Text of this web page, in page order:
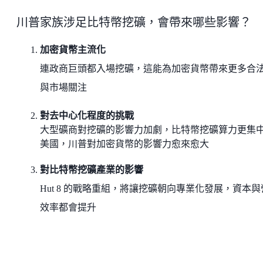
川普家族涉足比特幣挖礦，會帶來哪些影響？
加密貨幣主流化
連政商巨頭都入場挖礦，這能為加密貨幣帶來更多合
與市場關注
對去中心化程度的挑戰
大型礦商對挖礦的影響力加劇，比特幣挖礦算力更集
美國，川普對加密貨幣的影響力愈來愈大
對比特幣挖礦產業的影響
Hut 8 的戰略重組，將讓挖礦朝向專業化發展，資本與
效率都會提升